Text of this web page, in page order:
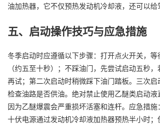
油加热器，它不仅预热发动机冷却液，还可以给
五、启动操作技巧与应急措施
冬季启动时应遵循以下步骤：打开点火开关，
（约五至十秒）；不踩油门，先尝试启动五秒
再试；第二次启动时稍微踩下油门踏板。三次
检查油路是否供油。绝对禁止使用乙醚类启动液
因为乙醚爆震会严重损坏活塞和连杆。应急措
十伏电源通过发动机冷却液加热器预热半小时